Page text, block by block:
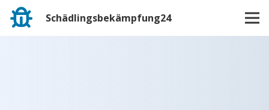
Schädlingsbekämpfung24